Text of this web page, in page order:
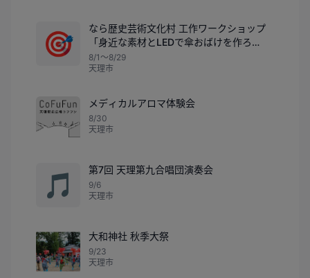
🎯
なら歴史芸術文化村 工作ワークショップ
「身近な素材とLEDで傘おばけを作ろ
う！」
8/1〜8/29
天理市
メディカルアロマ体験会
8/30
天理市
🎵
第7回 天理第九合唱団演奏会
9/6
天理市
大和神社 秋季大祭
9/23
天理市